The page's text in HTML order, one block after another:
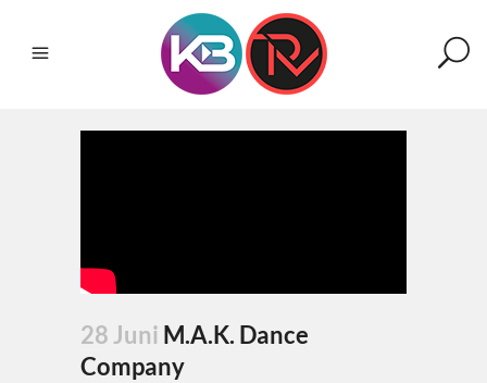
28 Juni M.A.K. Dance
Company